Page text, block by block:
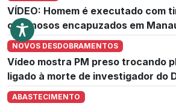
VÍDEO: Homem é executado com
criminosos encapuzados em
NOVOS DESDOBRAMENTOS
Vídeo mostra PM preso trocando
ligado à morte de investigador do
ABASTECIMENTO